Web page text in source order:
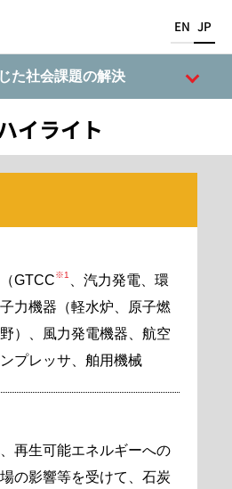
EN JP
た社会課題の解決
イライト
GTCC※1
、汽力発電、環
力機器（軽水炉、原子燃
）、風力発電機器、航空
プレッサ、舶用機械
再生可能エネルギーへの
の影響等を受けて、石炭